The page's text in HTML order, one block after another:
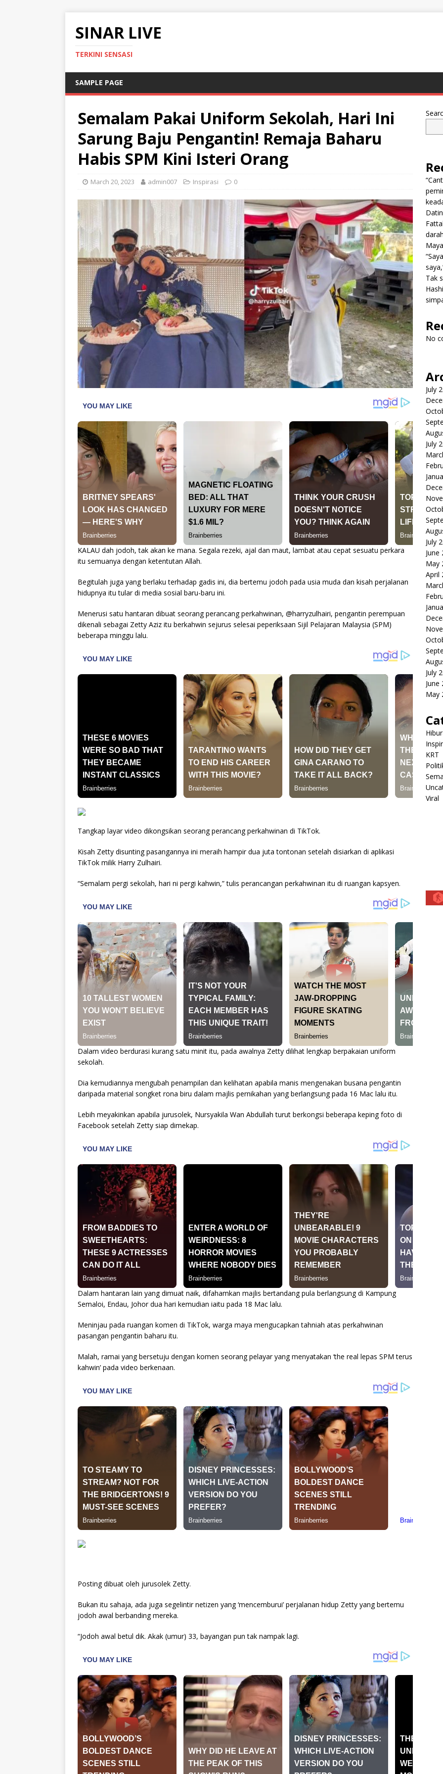
SINAR LIVE
TERKINI SENSASI
SAMPLE PAGE
Semalam Pakai Uniform Sekolah, Hari Ini
Sarung Baju Pengantin! Remaja Baharu
Habis SPM Kini Isteri Orang
March 20, 2023 admin007 Inspirasi 0
KALAU dah jodoh, tak akan ke mana. Segala rezeki, ajal dan maut, lambat atau cepat sesuatu perkara
itu semuanya dengan ketentutan Allah.
Begitulah juga yang berlaku terhadap gadis ini, dia bertemu jodoh pada usia muda dan kisah perjalanan
hidupnya itu tular di media sosial baru-baru ini.
Menerusi satu hantaran dibuat seorang perancang perkahwinan, @harryzulhairi, pengantin perempuan
dikenali sebagai Zetty Aziz itu berkahwin sejurus selesai peperiksaan Sijil Pelajaran Malaysia (SPM)
beberapa minggu lalu.
Tangkap layar video dikongsikan seorang perancang perkahwinan di TikTok.
Kisah Zetty disunting pasangannya ini meraih hampir dua juta tontonan setelah disiarkan di aplikasi
TikTok milik Harry Zulhairi.
“Semalam pergi sekolah, hari ni pergi kahwin,” tulis perancangan perkahwinan itu di ruangan kapsyen.
Dalam video berdurasi kurang satu minit itu, pada awalnya Zetty dilihat lengkap berpakaian uniform
sekolah.
Dia kemudiannya mengubah penampilan dan kelihatan apabila manis mengenakan busana pengantin
daripada material songket rona biru dalam majlis pernikahan yang berlangsung pada 16 Mac lalu itu.
Lebih meyakinkan apabila jurusolek, Nursyakila Wan Abdullah turut berkongsi beberapa keping foto di
Facebook setelah Zetty siap dimekap.
Dalam hantaran lain yang dimuat naik, difahamkan majlis bertandang pula berlangsung di Kampung
Semaloi, Endau, Johor dua hari kemudian iaitu pada 18 Mac lalu.
Meninjau pada ruangan komen di TikTok, warga maya mengucapkan tahniah atas perkahwinan
pasangan pengantin baharu itu.
Malah, ramai yang bersetuju dengan komen seorang pelayar yang menyatakan ‘the real lepas SPM terus
kahwin’ pada video berkenaan.
Posting dibuat oleh jurusolek Zetty.
Bukan itu sahaja, ada juga segelintir netizen yang ‘mencemburui’ perjalanan hidup Zetty yang bertemu
jodoh awal berbanding mereka.
“Jodoh awal betul dik. Akak (umur) 33, bayangan pun tak nampak lagi.
Tak
No
July
July
July
June
May
April
July
June
May
KRT
Viral